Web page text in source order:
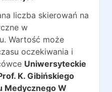
liczba skierowań na
w
Wartość może
oczekiwania i
Uniwersyteckie
K. Gibińskiego
Medycznego W